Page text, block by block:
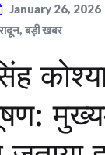
January 26, 2026
, बड़ी खबर